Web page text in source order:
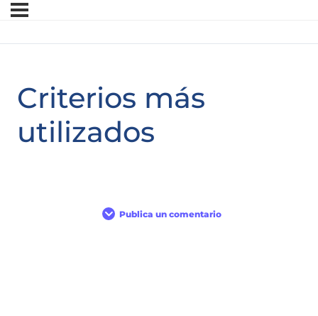
Criterios más
utilizados
Publica un comentario